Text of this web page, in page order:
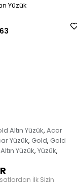
Yüzük
Altın Yüzük, Acar
Yüzük, Gold, Gold
Altın Yüzük, Yüzük,
İlk Sizin